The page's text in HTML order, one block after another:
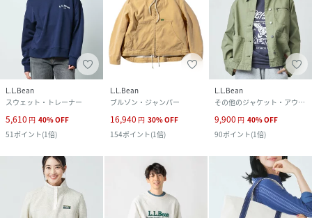
L.L.Bean
スウェット・トレーナー
5,610 円 40%OFF
51 ポイント(1倍)
L.L.Bean
ブルゾン・ジャンパー
16,940 円 30%OFF
154ポイント(1倍)
L.L.Bean
その他のジャケット・アウター
9,900 円 40%OFF
90ポイント(1倍)